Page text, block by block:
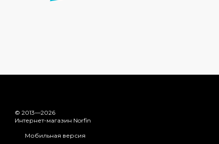
© 2013—2026
Интернет-магазин Norfin
Мобильная версия